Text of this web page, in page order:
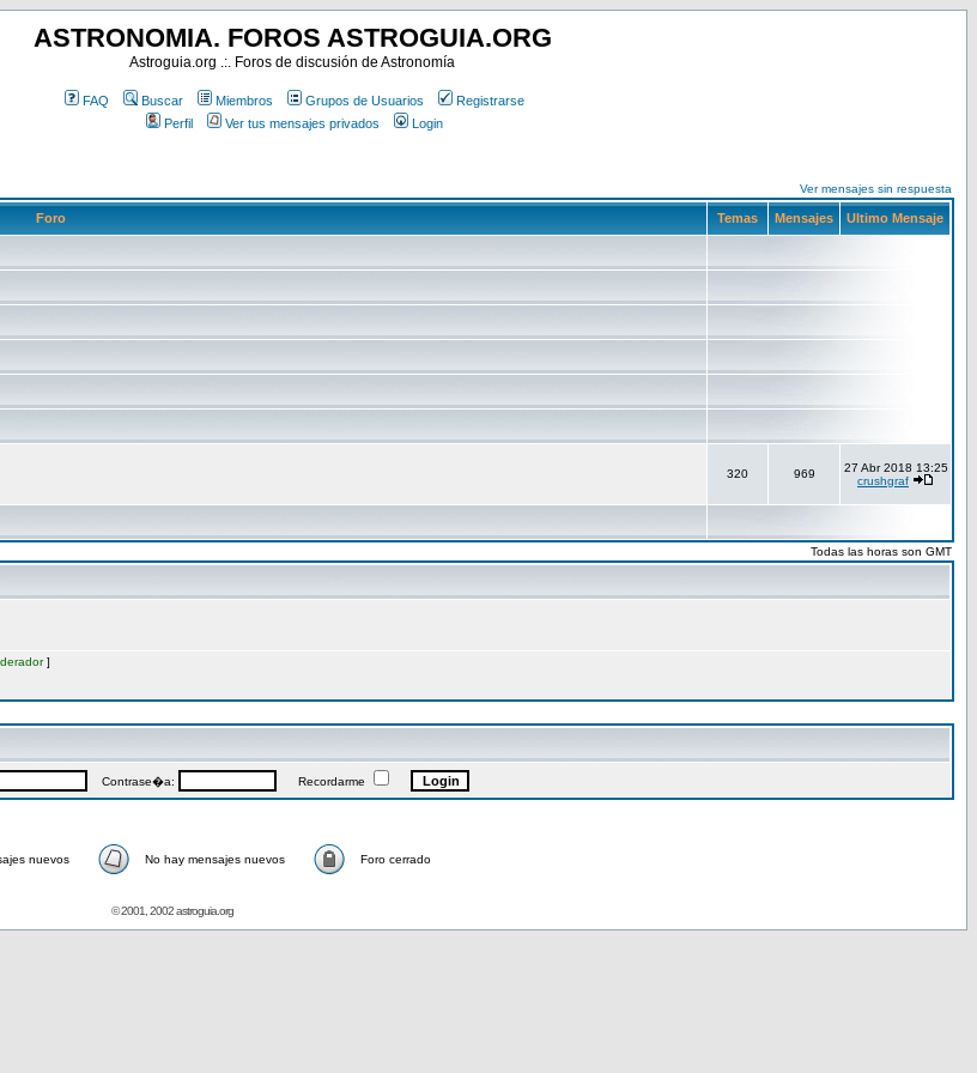
ASTRONOMIA. FOROS ASTROGUIA.ORG
Astroguia.org .:. Foros de discusión de Astronomía
FAQ Buscar Miembros Grupos de Usuarios
Registrarse
Perfil
Ver tus mensajes privados Login
Ver mensajes sin respuesta
Foro Temas Mensajes Ultimo Mensaje
320 969
27 Abr 2018 13:25
crushgraf
Todas las horas son GMT
]
Contrase�a: Recordarme
nuevos No hay mensajes nuevos Foro cerrado
© 2001, 2002 astroguia.org